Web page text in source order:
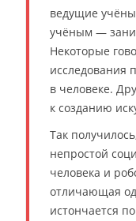
ведущие
учёным —
Некоторые
исследования
в человеке.
к созданию
Так
непростой
человека и
отличающая
истончается